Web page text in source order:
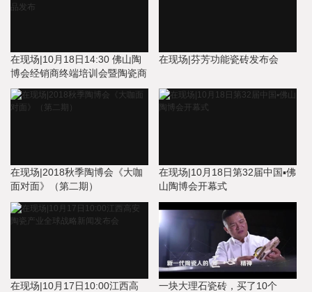
在现场|10月18日14:30 佛山陶
博会经销商终端培训会暨陶瓷商
学会新品发布
在现场|芬芳功能瓷砖发布会
在现场|2018秋季陶博会《大咖
面对面》（第二期）
在现场|10月18日第32届中国▪佛
山陶博会开幕式
在现场|10月17日10:00江西高
一块大理石瓷砖，买了10个